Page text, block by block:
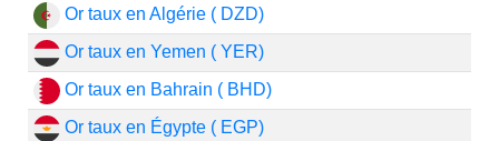
Or taux en Algérie ( DZD)
Or taux en Yemen ( YER)
Or taux en Bahrain ( BHD)
Or taux en Égypte ( EGP)